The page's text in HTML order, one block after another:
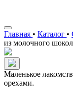
Главная • Каталог •
из молочного
Маленькое
орехами.